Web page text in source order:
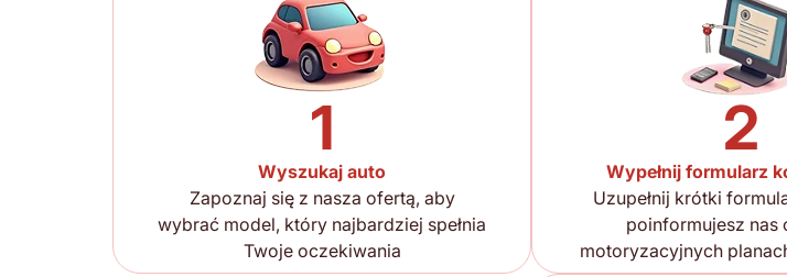
1
Wyszukaj auto
Zapoznaj się z nasza ofertą, aby
wybrać model, który najbardziej spełnia
Twoje oczekiwania
2
Wypełnij formularz
Uzupełnij krótki
poinformujesz nas
motoryzacyjnych